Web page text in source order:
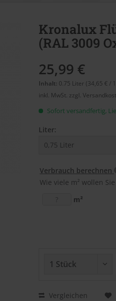
Kronalux
(RAL 3009
25,99 €
Inhalt: 0.75 Liter (34,65 € /
inkl. MwSt. zzgl.
Sofort versandfertig,
Liter:
Verbrauch berechnen
Wie viele m² wollen
m²
Vergleichen